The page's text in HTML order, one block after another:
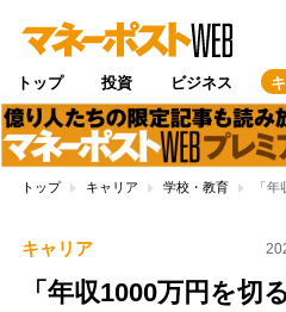
トップ 投資 ビジネス
トップ キャリア 学校・教育 「
キャリア
「年収1000万円を